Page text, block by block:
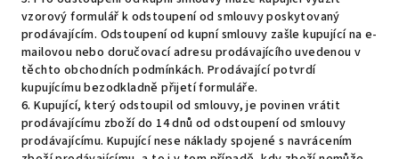
vzorový formulář k odstoupení od smlouvy poskytovaný
prodávajícím. Odstoupení od kupní smlouvy zašle kupující na e-
mailovou nebo doručovací adresu prodávajícího uvedenou v
těchto obchodních podmínkách. Prodávající potvrdí
kupujícímu bezodkladně přijetí formuláře.
6. Kupující, který odstoupil od smlouvy, je povinen vrátit
prodávajícímu zboží do 14 dnů od odstoupení od smlouvy
prodávajícímu. Kupující nese náklady spojené s navrácením